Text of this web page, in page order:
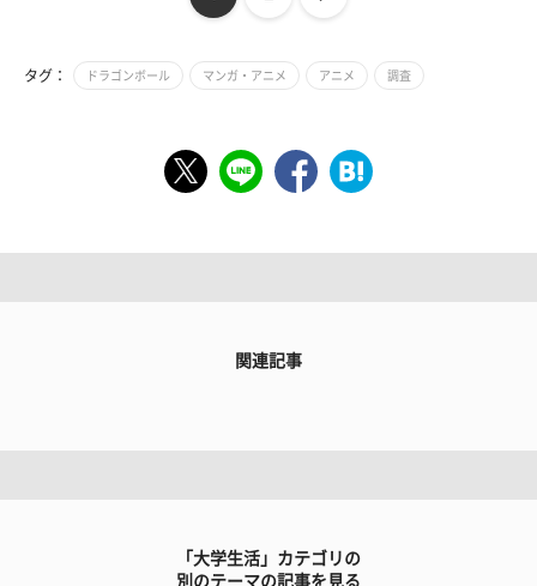
タグ： ドラゴンボール マンガ・アニメ アニメ 調査
関連記事
「大学生活」カテゴリの
別のテーマの記事を見る